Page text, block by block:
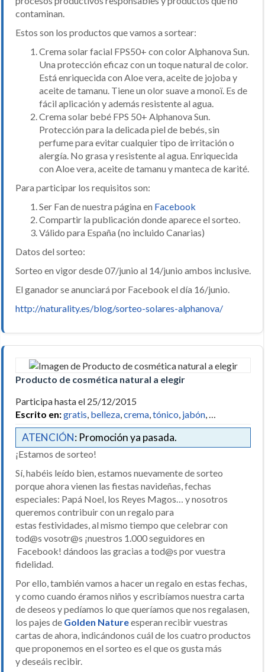
contaminan.
Estos son los productos que vamos a sortear:
Crema solar facial FPS50+ con color Alphanova Sun.
Una protección eficaz con un toque natural de color.
Está enriquecida con Aloe vera, aceite de jojoba y
aceite de tamanu. Tiene un olor suave a monoï. Es de
fácil aplicación y además resistente al agua.
Crema solar bebé FPS 50+ Alphanova Sun.
Protección para la delicada piel de bebés, sin
perfume para evitar cualquier tipo de irritación o
alergía. No grasa y resistente al agua. Enriquecida
con Aloe vera, aceite de tamanu y manteca de karité.
Para participar los requisitos son:
Ser Fan de nuestra página en Facebook
Compartir la publicación donde aparece el sorteo.
Válido para España (no incluido Canarias)
Datos del sorteo:
Sorteo en vigor desde 07/junio al 14/junio ambos inclusive.
El ganador se anunciará por Facebook el día 16/junio.
http://naturality.es/blog/sorteo-solares-alphanova/
Producto de cosmética natural a elegir
Participa hasta el 25/12/2015
Escrito en:gratis, belleza,crema,tónico, jabón, …
ATENCIÓN: Promoción ya pasada.
¡Estamos de sorteo!
Sí, habéis leído bien, estamos nuevamente de sorteo
porque ahora vienen las fiestas navideñas, fechas
especiales: Papá Noel, los Reyes Magos… y nosotros
queremos contribuir con un regalo para
estas festividades, al mismo tiempo que celebrar con
tod@s vosotr@s ¡nuestros 1.000 seguidores en
Facebook! dándoos las gracias a tod@s por vuestra
fidelidad.
Por ello, también vamos a hacer un regalo en estas fechas,
y como cuando éramos niños y escribíamos nuestra carta
de deseos y pedíamos lo que queríamos que nos regalasen,
los pajes de Golden Natureesperan recibir vuestras
cartas de ahora, indicándonos cuál de los cuatro productos
que proponemos en el sorteo es el que os gusta más
y deseáis recibir.